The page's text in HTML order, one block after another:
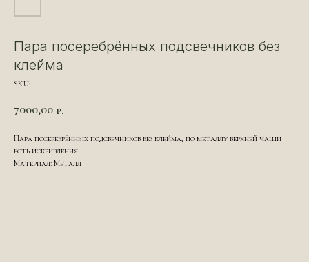
Пара посеребрённых подсвечников без
клейма
SKU:
7000,00 р.
Пара посеребрённых подсвечников без клейма, по металлу верхней чаши
есть искривления.
Материал: Металл